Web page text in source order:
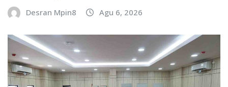
Desran Mpin8 Agu 6, 2026